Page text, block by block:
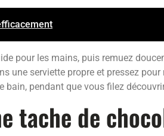
pour les mains, puis remuez
serviette propre et pressez pour
bain, pendant que vous filez
tache de